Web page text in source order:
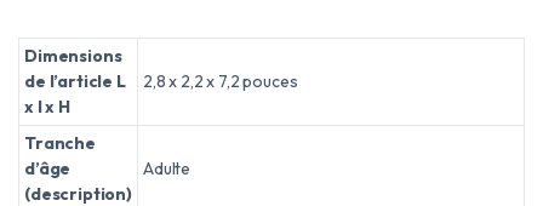
Dimensions
de l’article L
x l x H
2,8 x 2,2 x 7,2 pouces
Tranche
d’âge
(description)
Adulte